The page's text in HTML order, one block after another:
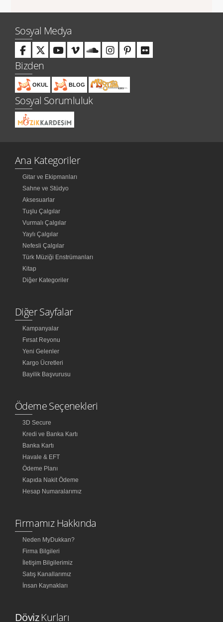
Sosyal Medya
Bizden
OKUL BLOG
Sosyal Sorumluluk
Ana Kategoriler
Gitar ve Ekipmanları
Sahne ve Stüdyo
Aksesuarlar
Tuşlu Çalgılar
Vurmalı Çalgılar
Yaylı Çalgılar
Nefesli Çalgılar
Türk Müziği Enstrümanları
Kitap
Diğer Kategoriler
Diğer Sayfalar
Kampanyalar
Fırsat Reyonu
Yeni Gelenler
Kargo Ücretleri
Bayilik Başvurusu
Ödeme Seçenekleri
3D Secure
Kredi ve Banka Kartı
Banka Kartı
Havale & EFT
Ödeme Planı
Kapıda Nakit Ödeme
Hesap Numaralarımız
Firmamız Hakkında
Neden MyDukkan?
Firma Bilgileri
İletişim Bilgilerimiz
Satış Kanallarımız
İnsan Kaynakları
DövizKurları